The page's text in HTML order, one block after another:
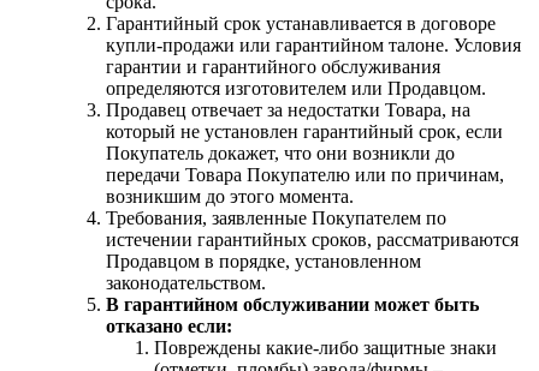
Гарантийный срок устанавливается в договоре
купли-продажи или гарантийном талоне. Условия
гарантии и гарантийного обслуживания
определяются изготовителем или Продавцом.
Продавец отвечает за недостатки Товара, на
который не установлен гарантийный срок, если
Покупатель докажет, что они возникли до
передачи Товара Покупателю или по причинам,
возникшим до этого момента.
Требования, заявленные Покупателем по
истечении гарантийных сроков, рассматриваются
Продавцом в порядке, установленном
законодательством.
В гарантийном обслуживании может быть
отказано если:
Повреждены какие-либо защитные знаки